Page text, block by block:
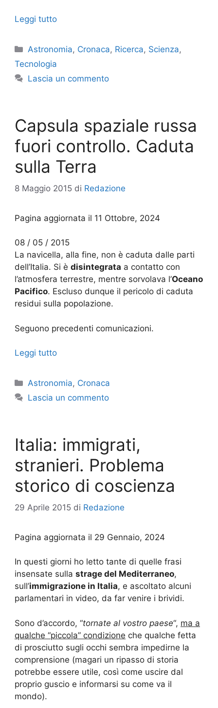
Leggi tutto
Categorie
Astronomia, Cronaca, Ricerca, Scienza,
Tecnologia
Lascia un commento
Capsula spaziale russa
fuori controllo. Caduta
sulla Terra
8 Maggio 2015 di Redazione
Pagina aggiornata il 11 Ottobre, 2024
08 / 05 / 2015
La navicella, alla fine, non è caduta dalle parti
dell’Italia. Si è disintegrata a contatto con
l’atmosfera terrestre, mentre sorvolava l’Oceano
Pacifico. Escluso dunque il pericolo di caduta
residui sulla popolazione.
Seguono precedenti comunicazioni.
Leggi tutto
Categorie
Astronomia, Cronaca
Lascia un commento
Italia: immigrati,
stranieri. Problema
storico di coscienza
29 Aprile 2015 di Redazione
Pagina aggiornata il 29 Gennaio, 2024
In questi giorni ho letto tante di quelle frasi
insensate sulla strage del Mediterraneo,
sull’immigrazione in Italia, e ascoltato alcuni
parlamentari in video, da far venire i brividi.
Sono d’accordo, “tornate al vostro paese“, ma a
qualche “piccola” condizione che qualche fetta
di prosciutto sugli occhi sembra impedirne la
comprensione (magari un ripasso di storia
potrebbe essere utile, così come uscire dal
proprio guscio e informarsi su come va il
mondo).